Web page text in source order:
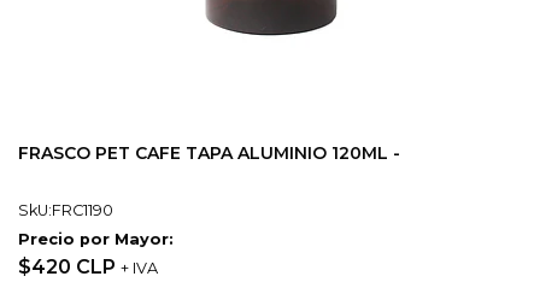
FRASCO PET CAFE TAPA ALUMINIO 120ML -
SkU:FRC1190
Precio por Mayor:
$420 CLP + IVA